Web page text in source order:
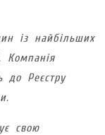
із найбільших
Компанія
до Реєстру
свою